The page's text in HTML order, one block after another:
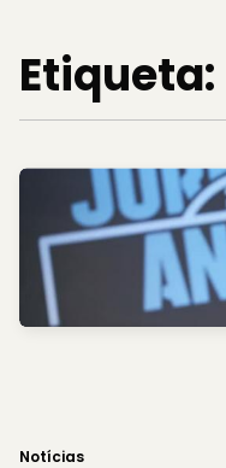
Etiqueta:
Notícias